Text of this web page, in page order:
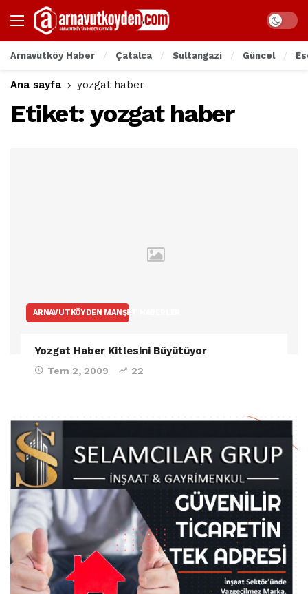
Arnavutköy Haber Çatalca Sultangazi Güncel
Ana sayfa yozgat haber
Etiket:yozgat haber
ARNAVUTKÖYDEN MANŞET HABERLER
Yozgat Haber Kitlesini Büyütüyor
Tem 2, 2009 22